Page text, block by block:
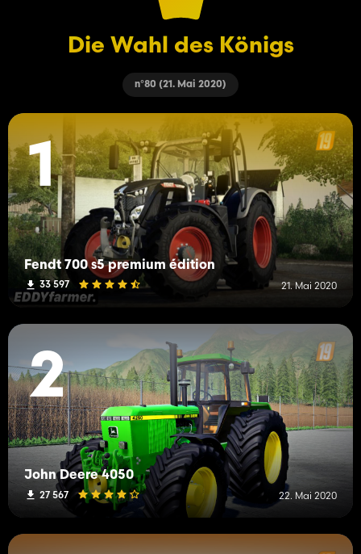
Die Wahl des Königs
n°80 (21. Mai 2020)
1
Fendt 700 s5 premium édition
33 597 21. Mai 2020
2
John Deere 4050
27 567 22. Mai 2020